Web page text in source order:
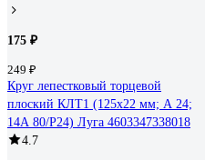
175 ₽
249 ₽
Круг лепестковый торцевой
плоский КЛТ1 (125х22 мм; А 24;
14А 80/Р24) Луга 4603347338018
4.7